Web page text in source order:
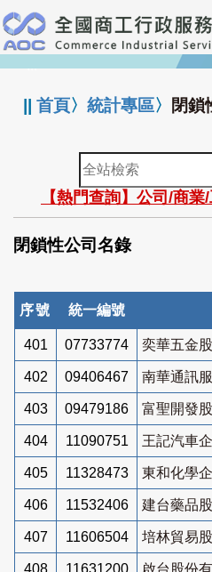
跳
到
主
要
:::
||首頁〉統計專區〉 閉鎖
全
站
檢
索
【熱門查詢】公司/商
閉鎖性公司名錄
序號 統一編號
401 07733774 奕華五金
402 09406467 南華通訊
403 09479186 富聖開發
404 11090751 王記汽車
405 11328473 東和化學
406 11532406 建台藥品
407 11606504 培林貿易
408 11631200 啟台股份